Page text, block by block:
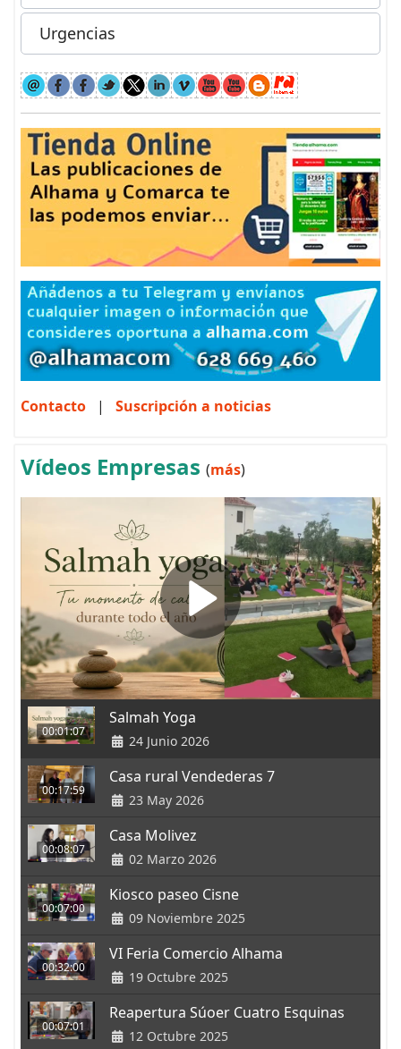
Urgencias
Contacto | Suscripción a noticias
Vídeos Empresas (más)
00:01:07
Salmah Yoga
24 Junio 2026
00:17:59
Casa rural Vendederas 7
23 May 2026
00:08:07
Casa Molivez
02 Marzo 2026
00:07:00
Kiosco paseo Cisne
09 Noviembre 2025
00:32:00
VI Feria Comercio Alhama
19 Octubre 2025
00:07:01
Reapertura Súoer Cuatro Esquinas
12 Octubre 2025